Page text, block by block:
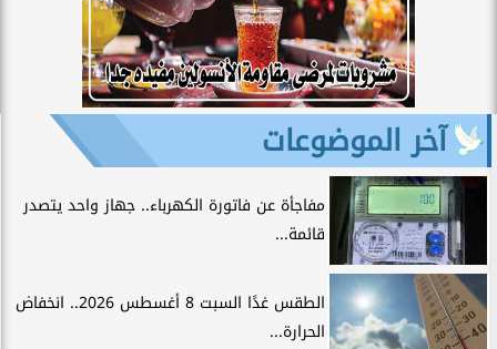
آخر الموضوعات
مفاجأة عن فاتورة الكهرباء.. جهاز واحد يتصدر
قائمة...
الطقس غدًا السبت 8 أغسطس 2026.. انخفاض
الحرارة...